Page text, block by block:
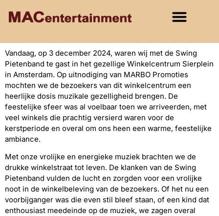
Vandaag, op 3 december 2024, waren wij met de Swing
Pietenband te gast in het gezellige Winkelcentrum Sierplein
in Amsterdam. Op uitnodiging van MARBO Promoties
mochten we de bezoekers van dit winkelcentrum een
heerlijke dosis muzikale gezelligheid brengen. De
feestelijke sfeer was al voelbaar toen we arriveerden, met
veel winkels die prachtig versierd waren voor de
kerstperiode en overal om ons heen een warme, feestelijke
ambiance.
Met onze vrolijke en energieke muziek brachten we de
drukke winkelstraat tot leven. De klanken van de Swing
Pietenband vulden de lucht en zorgden voor een vrolijke
noot in de winkelbeleving van de bezoekers. Of het nu een
voorbijganger was die even stil bleef staan, of een kind dat
enthousiast meedeinde op de muziek, we zagen overal